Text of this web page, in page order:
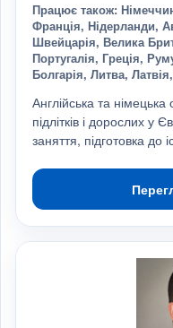
Працює також:
Франція, Нідерланди,
Швейцарія, Велика
Португалія, Греція,
Болгарія, Литва,
Англійська та німецька
підлітків і дорослих у
заняття, підготовка до